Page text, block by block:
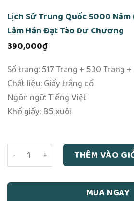
Lịch Sử Trung Quốc 5000
Lâm Hán Đạt Tào Dư Chương
390,000₫
Số trang: 517 Trang ​+ 530 Trang
Chất liệu: Giấy trắng cổ
Ngôn ngữ: Tiếng Việt
Khổ giấy: B5 xuôi
Lịch Sử Trung Quốc 5000 Năm
THÊM VÀO
MUA NGAY